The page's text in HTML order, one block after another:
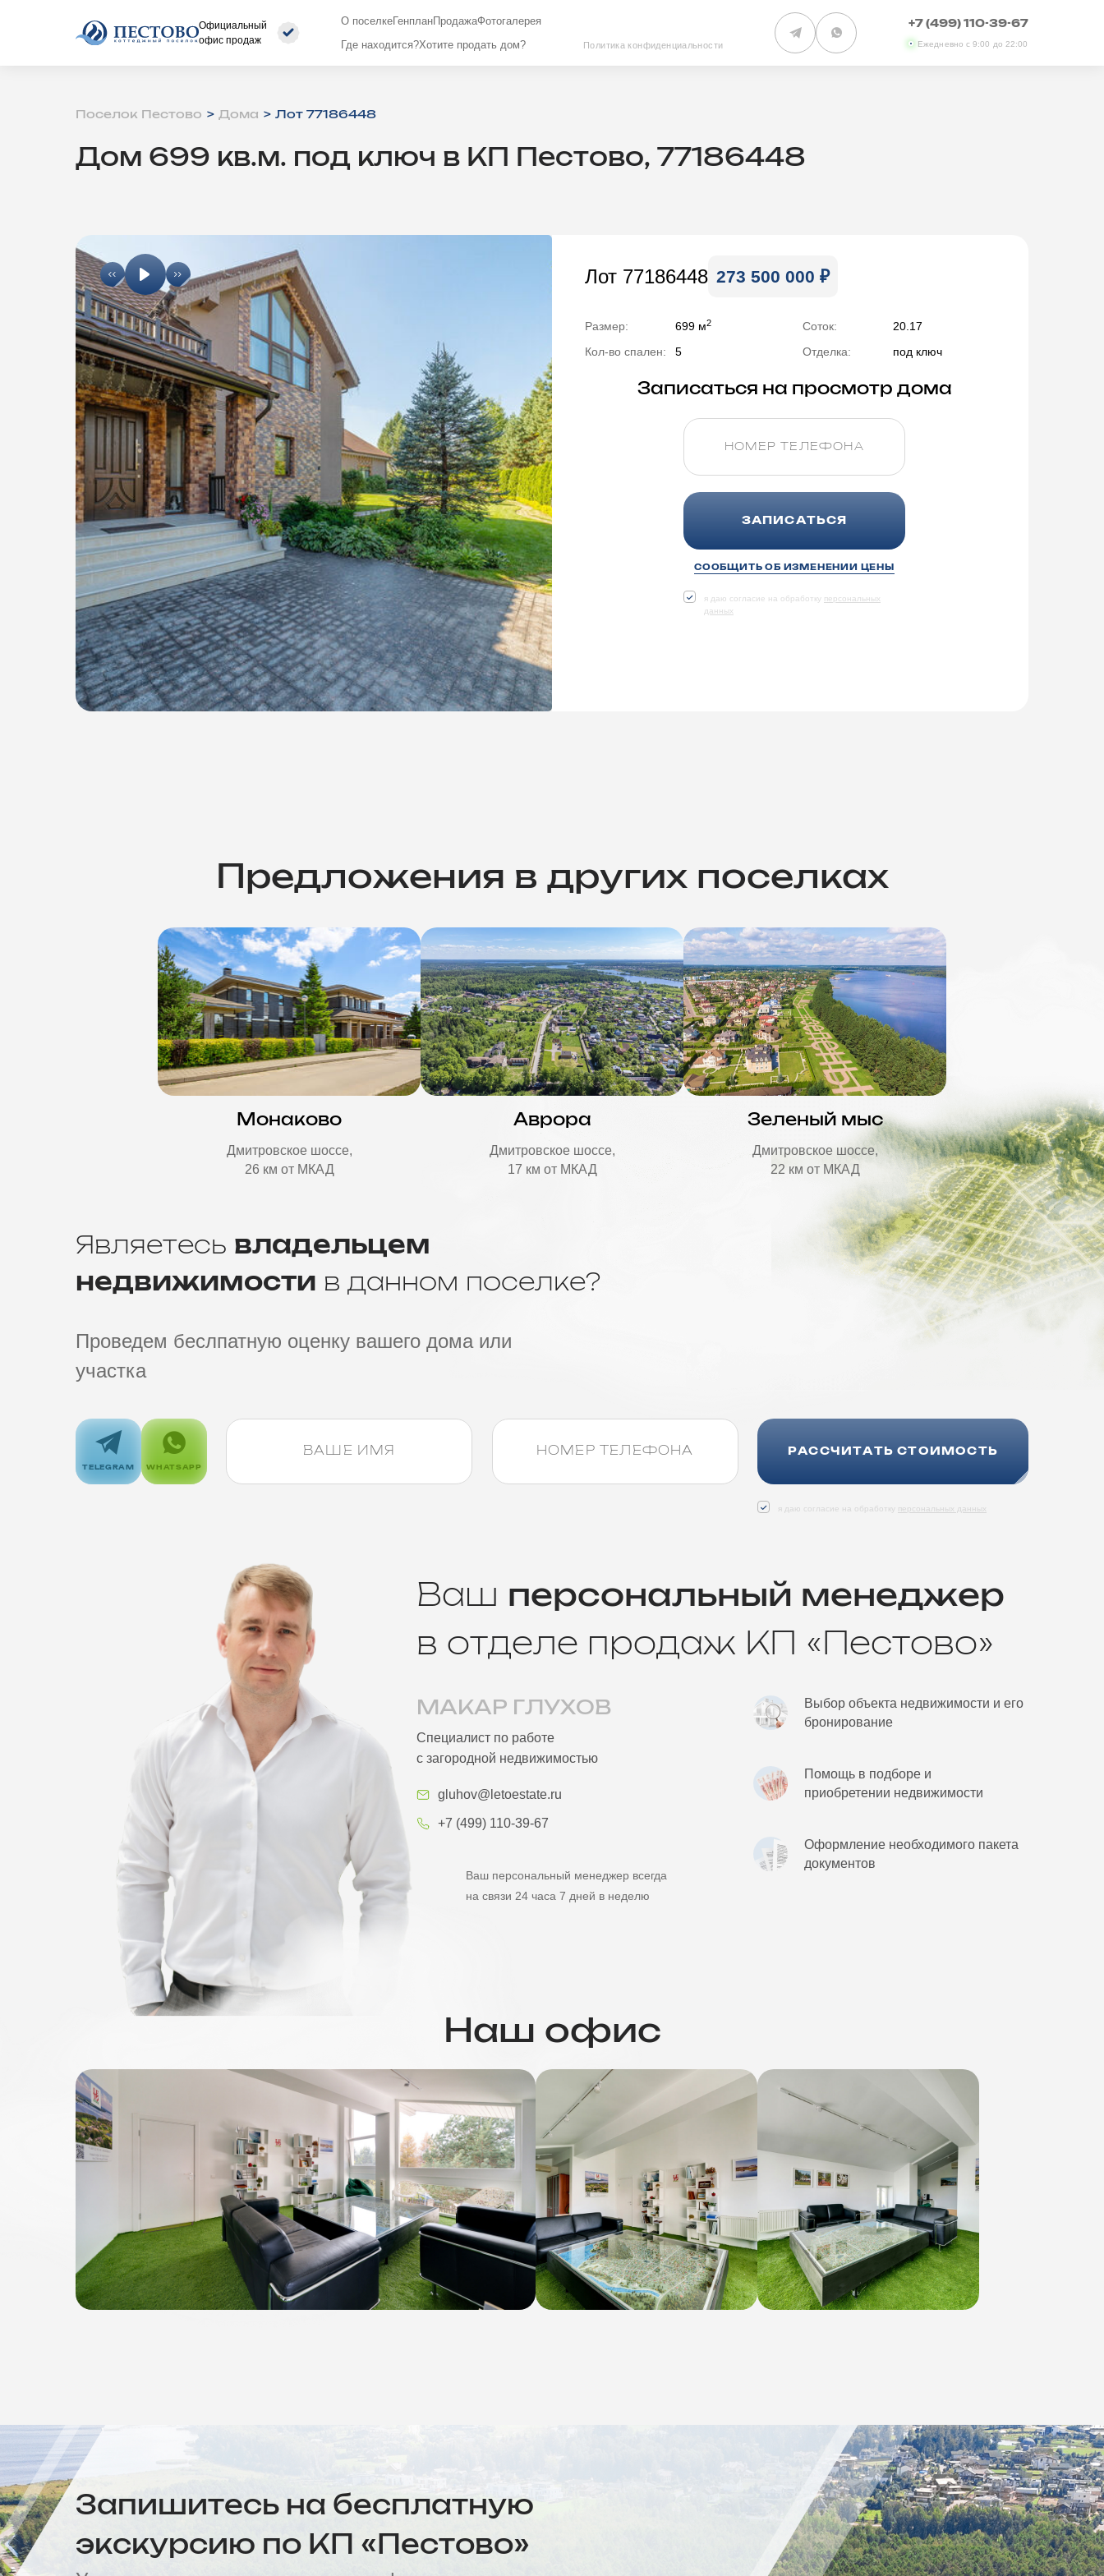
Официальный
офис продаж
О поселкеГенпланПродажаФотогалерея
Где находится?Хотите продать дом? Политика конфиденциальности
+7 (499) 110-39-67
Ежедневно с 9:00 до 22:00
Поселок Пестово Дома Лот 77186448
Дом 699 кв.м. под ключ в КП Пестово, 77186448
Лот 77186448 273 500 000 ₽
Размер: 699 м2
Кол-во спален: 5
Соток:
20.17
Отделка:
под ключ
Записаться на просмотр дома
ЗАПИСАТЬСЯ
СООБЩИТЬ ОБ ИЗМЕНЕНИИ ЦЕНЫ
я даю согласие на обработку персональных
данных
Предложения в других поселках
Монаково
Дмитровское шоссе,
26 км от МКАД
Аврора
Дмитровское шоссе,
17 км от МКАД
Зеленый мыс
Дмитровское шоссе,
22 км от МКАД
Являетесь владельцем
недвижимости в данном поселке?
Проведем беслпатную оценку вашего дома или
участка
TELEGRAM WHATSAPP
РАССЧИТАТЬ СТОИМОСТЬ
я даю согласие на обработку персональных данных
Ваш персональный менеджер
в отделе продаж КП «Пестово»
МАКАР ГЛУХОВ
Специалист по работе
с загородной недвижимостью
gluhov@letoestate.ru
+7 (499) 110-39-67
Ваш персональный менеджер всегда
на связи 24 часа 7 дней в неделю
Выбор объекта недвижимости и его
бронирование
Помощь в подборе и
приобретении недвижимости
Оформление необходимого пакета
документов
Наш офис
Запишитесь на бесплатную
экскурсию по КП «Пестово»